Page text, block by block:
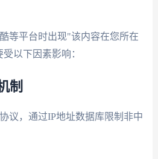
等平台时出现"该内容在您所在
以下因素影响：
制
议，通过IP地址数据库限制非中